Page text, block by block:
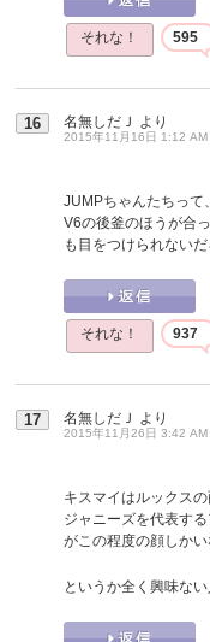
それな！ 595
16 名無しだＪ より
2015年11月16日 1:12 AM
JUMPちゃんたちって
V6の後釜のほうが合
も目をつけられないだ
それな！ 937
17 名無しだＪ より
2015年11月26日 3:42 AM
キスマイはルックス
ジャニーズを代表す
がこの程度の顔しか
というか全く興味な